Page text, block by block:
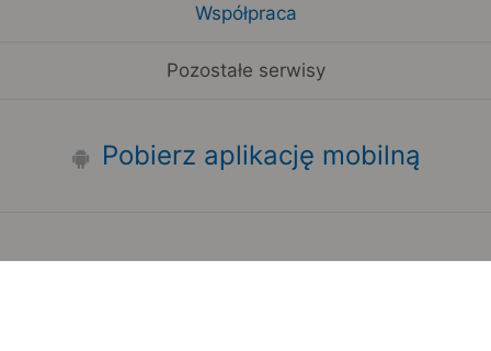
Współpraca
Pozostałe serwisy
Pobierz aplikację mobilną